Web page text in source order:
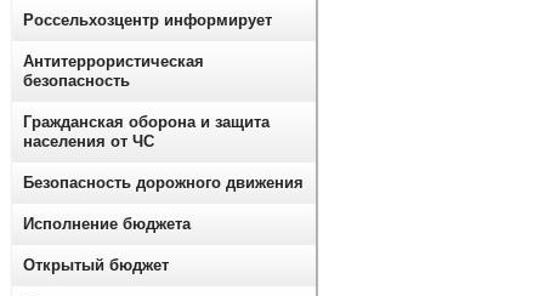
Россельхозцентр информирует
Антитеррористическая
безопасность
Гражданская оборона и защита
населения от ЧС
Безопасность дорожного движения
Исполнение бюджета
Открытый бюджет